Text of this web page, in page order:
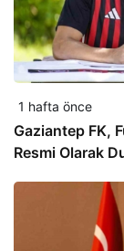
1 hafta önce
Gaziantep FK,
Resmi Olarak